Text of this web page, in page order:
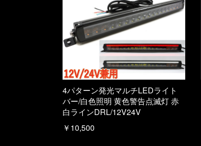
4パターン発光マルチLEDライト
バー/白色照明 黄色警告点滅灯 赤
白ラインDRL/12V24V
￥10,500